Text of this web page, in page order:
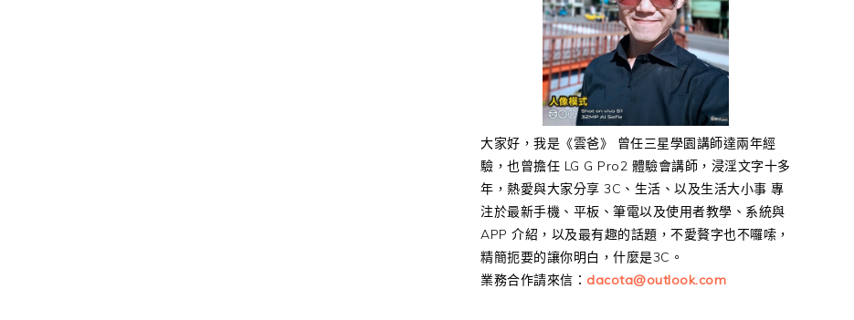
大家好，我是《雲爸》 曾任三星學園講師達兩年經
驗，也曾擔任 LG G Pro2 體驗會講師，浸淫文字十多
年，熱愛與大家分享 3C、生活、以及生活大小事 專
注於最新手機、平板、筆電以及使用者教學、系統與
APP 介紹，以及最有趣的話題，不愛贅字也不囉嗦，
精簡扼要的讓你明白，什麼是3C。
業務合作請來信： dacota@outlook.com